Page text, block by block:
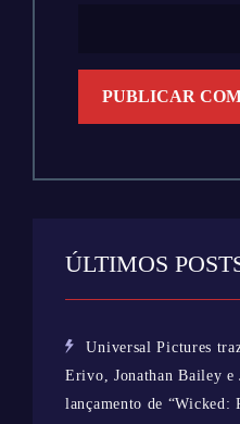
ÚLTIMOS
Universal Pictures
Erivo, Jonathan Bailey e
lançamento de